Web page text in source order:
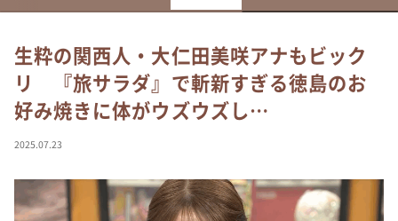
なるみ・岡村の過ぎるTV
相席食堂
これ余談なんですけど・・・
て真剣です
探偵！ナイトスクープ
生粋の関西人・大仁田美咲アナもビック
リ 『旅サラダ』で斬新すぎる徳島のお
好み焼きに体がウズウズし…
2025.07.23